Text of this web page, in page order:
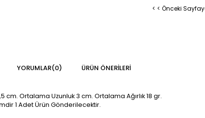
< < Önceki
YORUMLAR(0) ÜRÜN ÖNERILERI
cm. Ortalama Uzunluk 3 cm. Ortalama Ağırlık 18 gr.
1 Adet Ürün Gönderilecektir.